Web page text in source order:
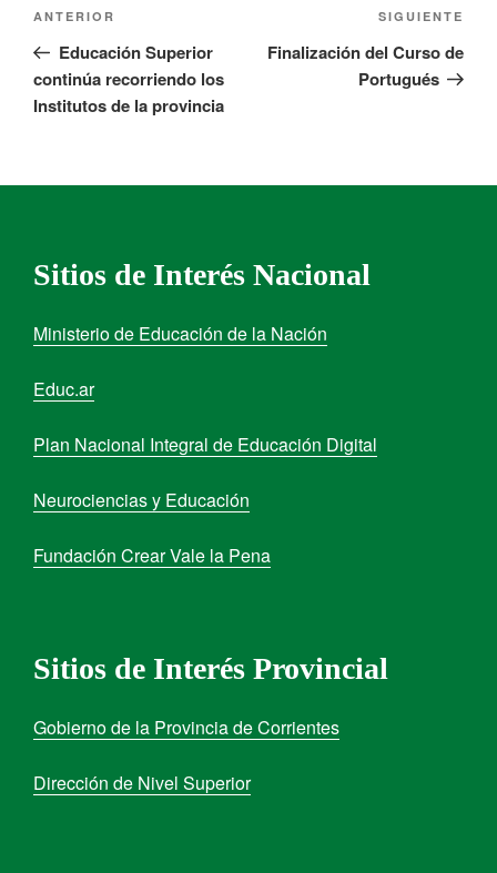
ANTERIOR
Educación Superior
continúa recorriendo los
Institutos de la provincia
SIGUIENTE
Finalización del Curso de
Portugués
Sitios de Interés Nacional
Ministerio de Educación de la Nación
Educ.ar
Plan Nacional Integral de Educación Digital
Neurociencias y Educación
Fundación Crear Vale la Pena
Sitios de Interés Provincial
Gobierno de la Provincia de Corrientes
Dirección de Nivel Superior